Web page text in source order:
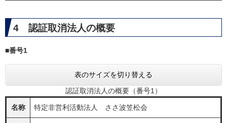
4 認証取消法人の概要
■番号1
表のサイズを切り替える
認証取消法人の概要（番号1）
名称 特定非営利活動法人 ささ波笠松会